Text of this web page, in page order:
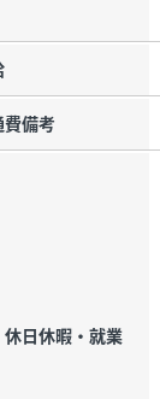
費備考
休日休暇・就業